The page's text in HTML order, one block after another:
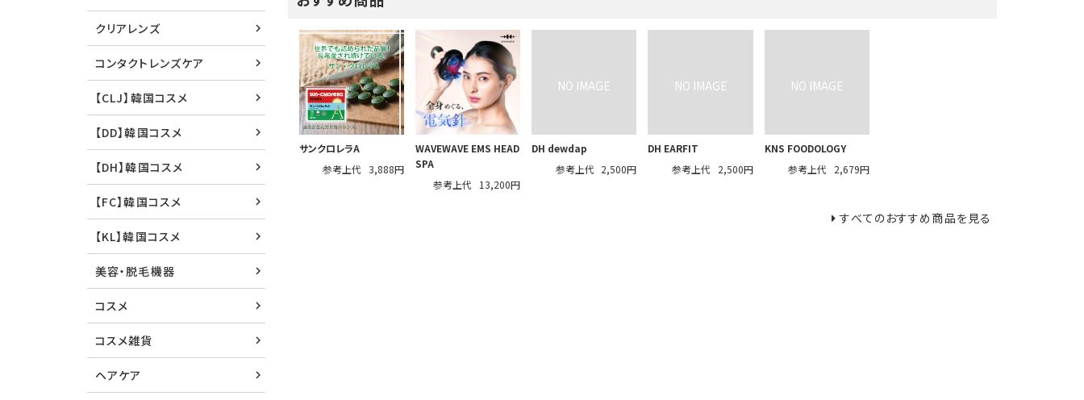
サンクロレラA
参考上代
3,888円
WAVEWAVE EMS HEAD
SPA
参考上代
13,200円
DH dewdap
参考上代 2,500円
DH EARFIT
参考上代
2,500円
KNS FOODOLOGY
参考上代
2,679円
すべてのおすすめ商品を見る
クリアレンズ
コンタクトレンズケア
【CLJ】韓国コスメ
【DD】韓国コスメ
【DH】韓国コスメ
【FC】韓国コスメ
【KL】韓国コスメ
美容・脱毛機器
コスメ
コスメ雑貨
ヘアケア